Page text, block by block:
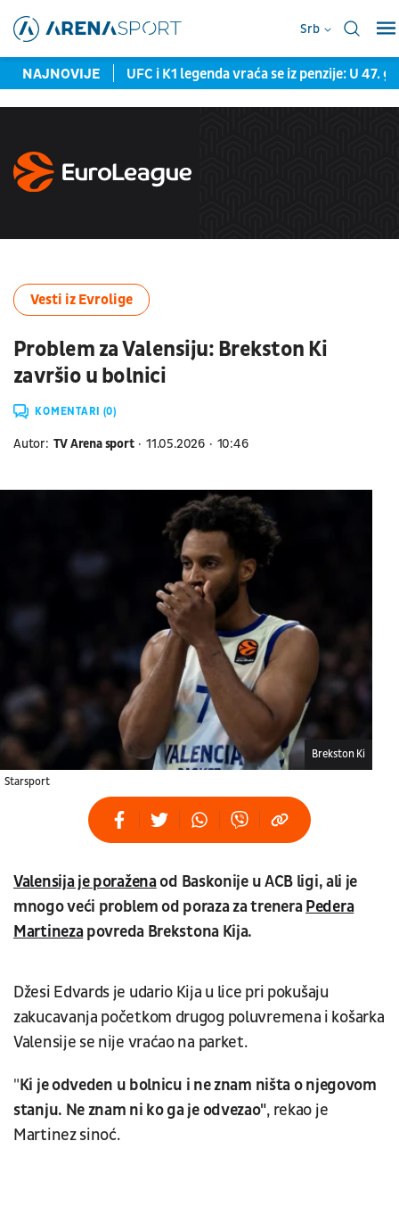
Srb
NAJNOVIJE
Crvene zvezde UFC i K1 legenda vraća se iz penzije: U 47.
Vesti iz Evrolige
Problem za Valensiju: Brekston Ki
završio u bolnici
KOMENTARI (0)
Autor: TV Arena sport 11.05.2026 10:46
Starsport
Brekston Ki
Valensija je poraženaod Baskonije u ACB ligi, ali je
mnogo veći problem od poraza za treneraPedera
Martinezapovreda Brekstona Kija.
Džesi Edvards je udario Kija u lice pri pokušaju
zakucavanja početkom drugog poluvremena i košarka
Valensije se nije vraćao na parket.
"Ki je odveden u bolnicu i ne znam ništa o njegovom
stanju. Ne znam ni ko ga je odvezao", rekao je
Martinez sinoć.